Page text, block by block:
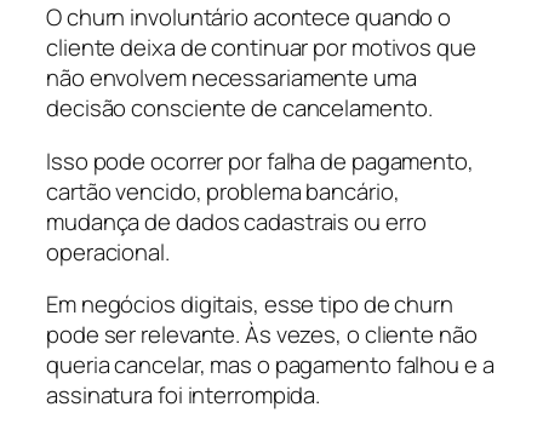
O churn involuntário acontece quando o
cliente deixa de continuar por motivos que
não envolvem necessariamente uma
decisão consciente de cancelamento.
Isso pode ocorrer por falha de pagamento,
cartão vencido, problema bancário,
mudança de dados cadastrais ou erro
operacional.
Em negócios digitais, esse tipo de churn
pode ser relevante. Às vezes, o cliente não
queria cancelar, mas o pagamento falhou e a
assinatura foi interrompida.